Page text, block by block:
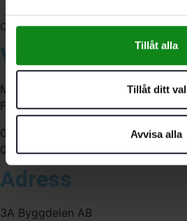
Tillåt alla
Tillåt ditt val
Avvisa alla
Org. nr:556341-4290
Våra öppettider
Måndag-Torsdag:
Fredag:
07:00-16:00
07:00-15:00
Adress
3A Byggdelen AB